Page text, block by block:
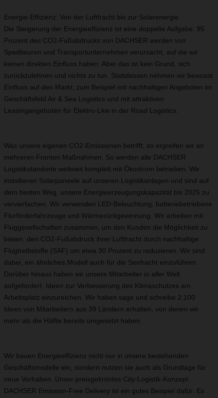
Energie-Effizienz: Von der Luftfracht bis zur Solarenergie
Die Steigerung der Energieeffizienz ist eine doppelte Aufgabe: 95
Prozent des CO2-Fußabdrucks von DACHSER werden von
Spediteuren und Transportunternehmen verursacht, auf die wir
keinen direkten Einfluss haben. Aber das ist kein Grund, sich
zurückzulehnen und nichts zu tun. Stattdessen nehmen wir bewusst
Einfluss auf den Markt, zum Beispiel mit nachhaltigen Angeboten im
Geschäftsfeld Air & Sea Logistics und mit attraktiven
Leasingangeboten für Elektro-Lkw in der Road Logistics.
Was unsere eigenen CO2-Emissionen betrifft, so ergreifen wir an
mehreren Fronten Maßnahmen. So werden alle DACHSER
Logistikstandorte weltweit komplett mit Ökostrom betrieben. Wir
installieren Solarpaneele auf unseren Logistikanlagen und sind auf
dem besten Weg, unsere Energieerzeugungskapazität bis 2025 zu
vervierfachen. Wir verwenden LED-Beleuchtung, batteriebetriebene
Flurförderfahrzeuge und Wärmerückgewinnung. Wir arbeiten mit
Fluggesellschaften zusammen, um den Kunden die Möglichkeit zu
bieten, den CO2-Fußabdruck ihrer Luftfracht durch nachhaltige
Flugtreibstoffe (SAF) um etwa 30 Prozent zu reduzieren. Wir sind
dabei, ein ähnliches Modell auch für die Seefracht einzuführen.
Darüber hinaus haben wir unsere Mitarbeiter in aller Welt
aufgefordert, Ideen zur Verbesserung des Klimaschutzes am
Arbeitsplatz einzureichen. Wir haben sage und schreibe 2.100
Ideen von Mitarbeitern aus 39 Ländern erhalten, von denen wir
mehr als die Hälfte bereits umgesetzt haben.
Wir bauen Energieeffizienz nicht nur in unsere bestehenden
Geschäftsmodelle ein, sondern nutzen sie auch als Grundlage für
neue Vorhaben. Unser preisgekröntes City-Logistik-Konzept
DACHSER Emission-Free Delivery ist ein gutes Beispiel dafür: Es